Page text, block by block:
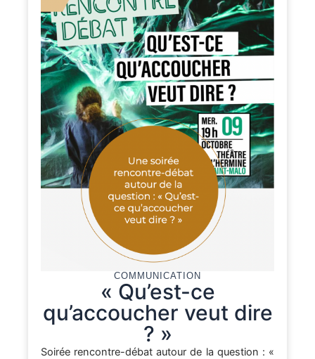
COMMUNICATION
« Qu’est-ce
qu’accoucher veut dire
? »
Soirée rencontre-débat autour de la question : «